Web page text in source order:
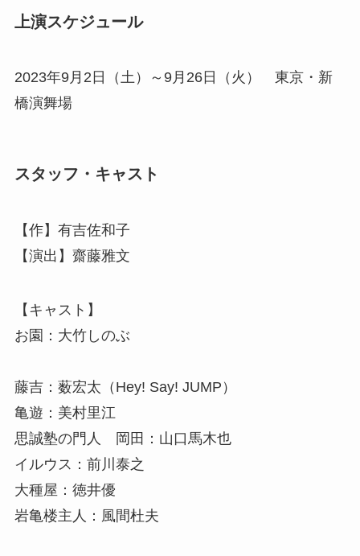
上演スケジュール
2023年9月2日（土）～9月26日（火） 東京・新
橋演舞場
スタッフ・キャスト
【作】有吉佐和子
【演出】齋藤雅文
【キャスト】
お園：大竹しのぶ
藤吉：薮宏太（Hey! Say! JUMP）
亀遊：美村里江
思誠塾の門人 岡田：山口馬木也
イルウス：前川泰之
大種屋：徳井優
岩亀楼主人：風間杜夫